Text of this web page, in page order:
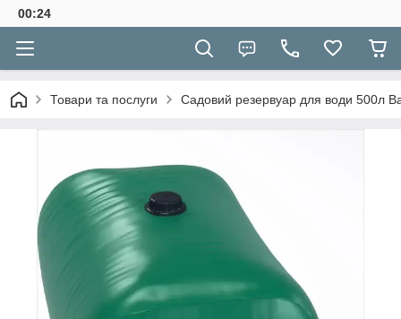
00:24
Товари та послуги Садовий резервуар для води 500л